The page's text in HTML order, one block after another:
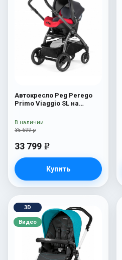
Автокресло Peg Perego
Primo Viaggio SL на
White/Black) Bloom Red
35 699 р
33 799 e
Купить
В наличии
3D
Видео